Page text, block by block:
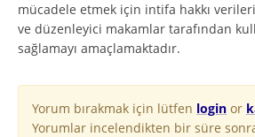
mücadele etmek için intifa hakkı
ve düzenleyici makamlar tarafından
sağlamayı amaçlamaktadır.
Yorum bırakmak için lütfen login or
Yorumlar incelendikten bir süre